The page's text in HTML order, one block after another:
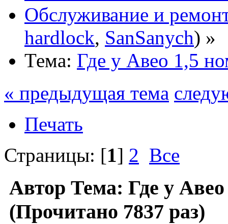
Обслуживание и
hardlock, SanSanych) »
Тема: Где у Авео 1,5
« предыдущая тема
Печать
Страницы: [1] 2 Все
Автор Тема: Где у
(Прочитано 7837 раз)